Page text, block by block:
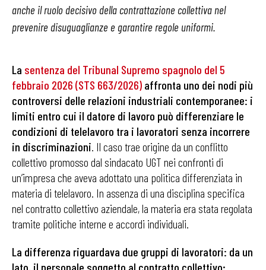
anche il ruolo decisivo della contrattazione collettiva nel
prevenire disuguaglianze e garantire regole uniformi.
La sentenza del Tribunal Supremo spagnolo del 5
febbraio 2026 (STS 663/2026) affronta uno dei nodi più
controversi delle relazioni industriali contemporanee: i
limiti entro cui il datore di lavoro può differenziare le
condizioni di telelavoro tra i lavoratori senza incorrere
in discriminazioni. Il caso trae origine da un conflitto
collettivo promosso dal sindacato UGT nei confronti di
un’impresa che aveva adottato una politica differenziata in
materia di telelavoro. In assenza di una disciplina specifica
nel contratto collettivo aziendale, la materia era stata regolata
tramite politiche interne e accordi individuali.
La differenza riguardava due gruppi di lavoratori: da un
lato, il personale soggetto al contratto collettivo;